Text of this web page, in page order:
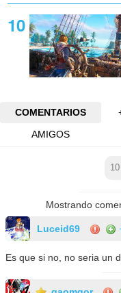
COMENTARIOS
AMIGOS
10
Mostrando
Luceid69
Es que si no, no seria un